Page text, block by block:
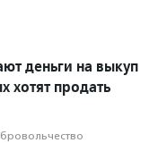
деньги на выкуп
хотят продать